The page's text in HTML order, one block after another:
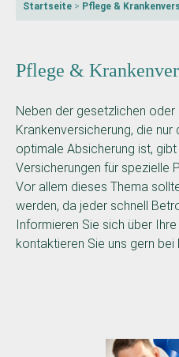
Startseite > Pflege &
Pflege &
Neben der gesetzlichen oder
Krankenversicherung, die nur
optimale Absicherung ist,
Versicherungen für spezielle
Vor allem dieses Thema
werden, da jeder schnell
Informieren Sie sich über
kontaktieren Sie uns gern bei